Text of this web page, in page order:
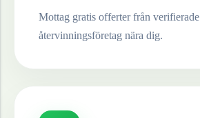
Mottag gratis offerter från verifierade
återvinningsföretag nära dig.